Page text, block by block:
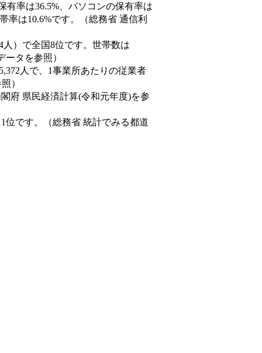
有率は36.5%、パソコンの保有率は
率は10.6%です。（総務省 通信利
人）で全国8位です。世帯数は
ータを参照）
人で、1事業所あたりの従業者
）
府 県民経済計算(令和元年度)を参
位です。（総務省 統計でみる都道